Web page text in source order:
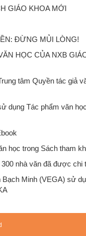
GIÁO KHOA MỚI
ĐỪNG MỦI LÒNG!
HỌC CỦA NXB
tâm Quyền tác giả
dụng Tác phẩm văn
học trong Sách tham
nhà văn đã được chi
Minh (VEGA) sử